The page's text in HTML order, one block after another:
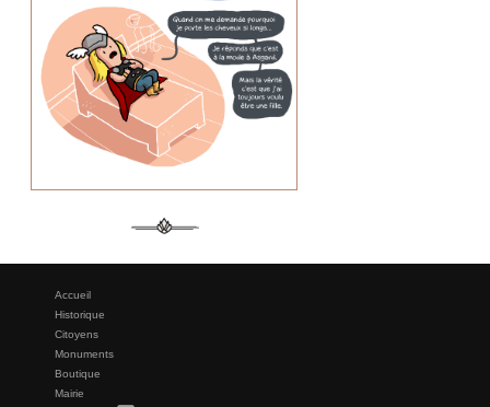
Accueil
Historique
Citoyens
Monuments
Boutique
Mairie